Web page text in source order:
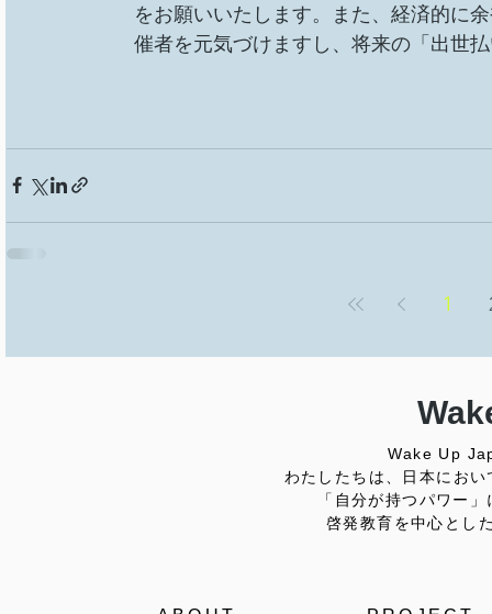
をお願いいたします。また、経済的に
催者を元気づけますし、将来の「出世
1
Wake Up
わたしたちは、日本にお
「自分が持つパワー
啓発教育を中心とし